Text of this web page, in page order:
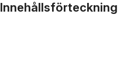
Innehållsförteckning